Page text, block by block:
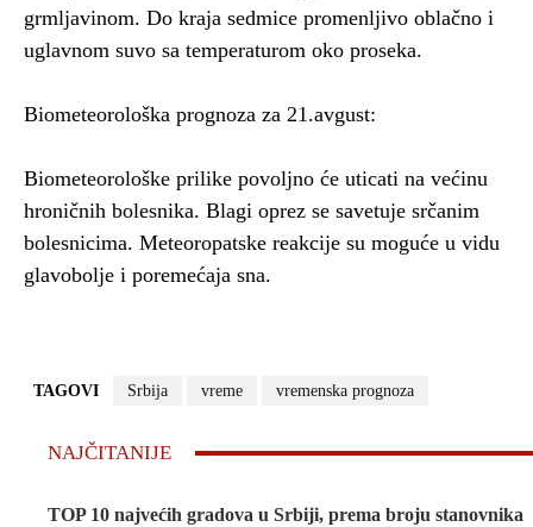
grmljavinom. Do kraja sedmice promenljivo oblačno i
uglavnom suvo sa temperaturom oko proseka.
Biometeorološka prognoza za 21.avgust:
Biometeorološke prilike povoljno će uticati na većinu
hroničnih bolesnika. Blagi oprez se savetuje srčanim
bolesnicima. Meteoropatske reakcije su moguće u vidu
glavobolje i poremećaja sna.
TAGOVI Srbija vreme vremenska prognoza
NAJČITANIJE
TOP 10 najvećih gradova u Srbiji, prema broju stanovnika